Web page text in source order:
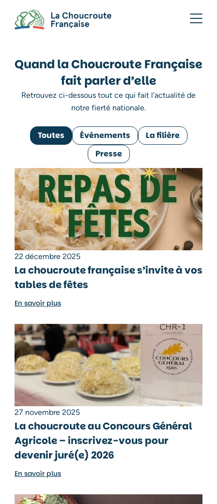
Quand la Choucroute Française
fait parler d’elle
Retrouvez ci-dessous tout ce qui fait l’actualité de
notre fierté nationale.
Événements
La filière
Presse
Toutes
22 décembre 2025
La choucroute française s’invite à vos
tables de fêtes
En savoir plus
27 novembre 2025
La choucroute au Concours Général
Agricole – inscrivez-vous pour
devenir juré(e) 2026
En savoir plus